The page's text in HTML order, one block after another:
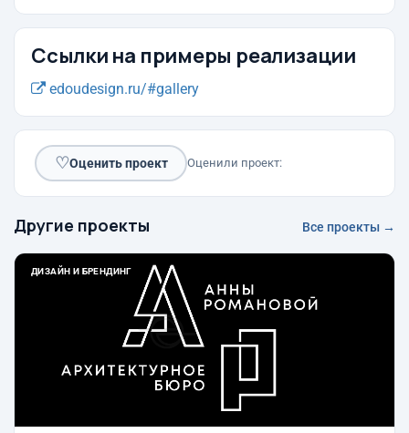
Ссылки на примеры реализации
edoudesign.ru/#gallery
♡Оценить проект Оценили проект:
Другие проекты Все проекты →
ДИЗАЙН И БРЕНДИНГ